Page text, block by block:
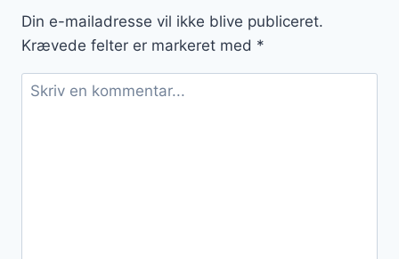
Din e-mailadresse vil ikke blive publiceret.
Krævede felter er markeret med *